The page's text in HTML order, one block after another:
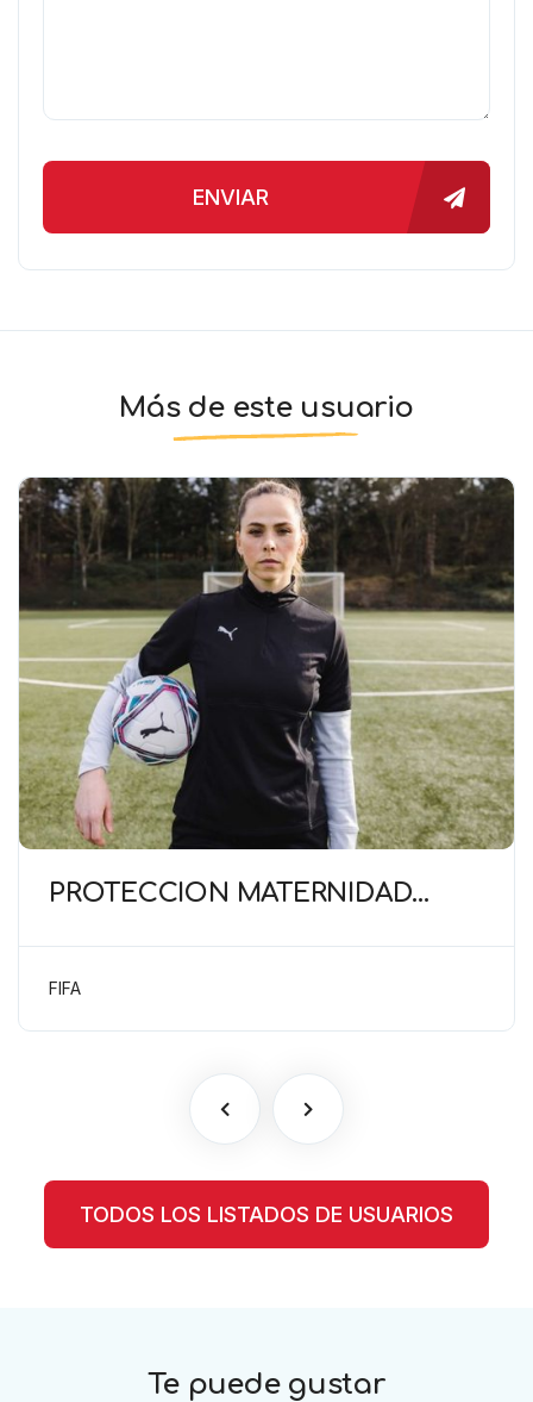
ENVIAR
Más de este usuario
PROTECCIÓN MATERNIDAD
empleador para proteger el
embarazo
FIFA
TODOS LOS LISTADOS DE USUARIOS
Te puede gustar